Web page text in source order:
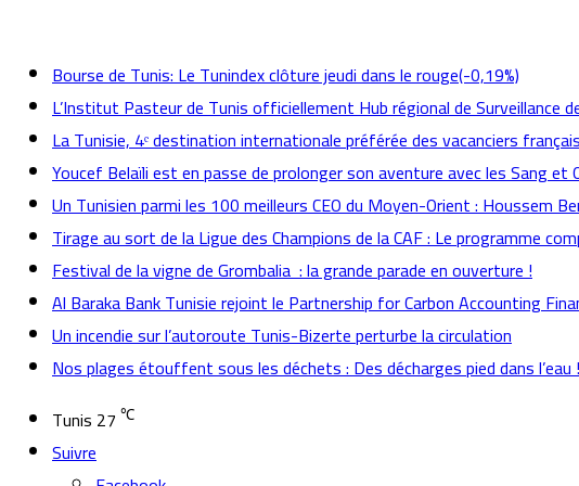
Bourse de Tunis: Le Tunindex clôture jeudi dans le rouge(-0,19%)
L’Institut Pasteur de Tunis officiellement Hub régional de Surveillance
La Tunisie, 4ᵉ destination internationale préférée des vacanciers
Youcef Belaïli est en passe de prolonger son aventure avec les Sang et
Un Tunisien parmi les 100 meilleurs CEO du Moyen-Orient : Houssem
Tirage au sort de la Ligue des Champions de la CAF : Le programme
Festival de la vigne de Grombalia : la grande parade en ouverture !
Al Baraka Bank Tunisie rejoint le Partnership for Carbon Accounting
Un incendie sur l’autoroute Tunis-Bizerte perturbe la circulation
Nos plages étouffent sous les déchets : Des décharges pied dans l’eau !
Tunis 27 ℃
Suivre